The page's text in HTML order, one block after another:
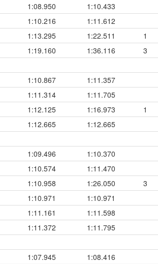
1:08.950 1:10.433
1:10.216 1:11.612
1:13.295 1:22.511 1
1:19.160 1:36.116 3
1:10.867 1:11.357
1:11.314 1:11.705
1:12.125 1:16.973 1
1:12.665 1:12.665
1:09.496 1:10.370
1:10.574 1:11.470
1:10.958 1:26.050 3
1:10.971 1:10.971
1:11.161 1:11.598
1:11.372 1:11.795
1:07.945 1:08.416